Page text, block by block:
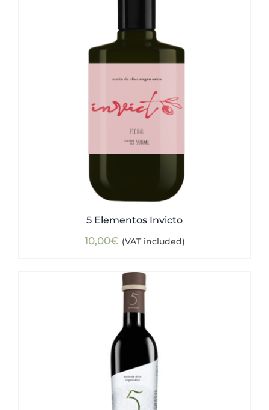
5 Elementos Invicto
10,00€ (VAT included)